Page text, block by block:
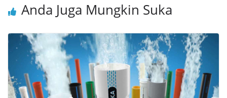
Anda Juga Mungkin Suka